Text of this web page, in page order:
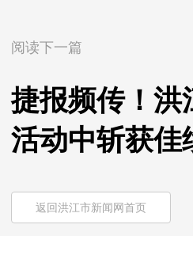
阅读下一篇
捷报频传！洪
活动中斩获佳
返回洪江市新闻网首页